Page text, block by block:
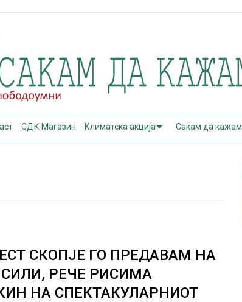
СДК Магазин Климатска акција Сакам да кажам
СКОПЈЕ ГО ПРЕДАВАМ НА
РЕЧЕ РИСИМА
НА СПЕКТАКУЛАРНИОТ